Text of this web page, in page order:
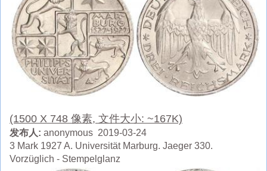
(1500 X 748 像素, 文件大小: ~167K)
发布人: anonymous 2019-03-24
3 Mark 1927 A. Universität Marburg. Jaeger 330.
Vorzüglich - Stempelglanz